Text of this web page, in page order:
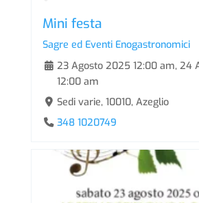
Mini festa
Sagre ed Eventi Enogastronomici
23 Agosto 2025 12:00 am, 24
12:00 am
Sedi varie, 10010, Azeglio
348 1020749